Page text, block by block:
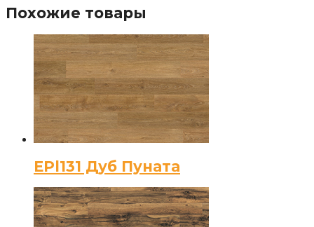
Похожие товары
EPl131 Дуб Пуната